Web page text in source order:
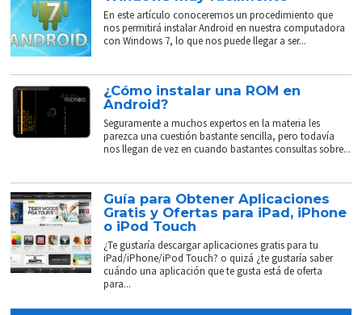
En este artículo conoceremos un procedimiento que
nos permitirá instalar Android en nuestra computadora
con Windows 7, lo que nos puede llegar a ser...
¿Cómo instalar una ROM en
Android?
Seguramente a muchos expertos en la materia les
parezca una cuestión bastante sencilla, pero todavía
nos llegan de vez en cuando bastantes consultas sobre...
Guía para Obtener Aplicaciones
Gratis y Ofertas para iPad, iPhone
o iPod Touch
¿Te gustaría descargar aplicaciones gratis para tu
iPad/iPhone/iPod Touch? o quizá ¿te gustaría saber
cuándo una aplicación que te gusta está de oferta
para...